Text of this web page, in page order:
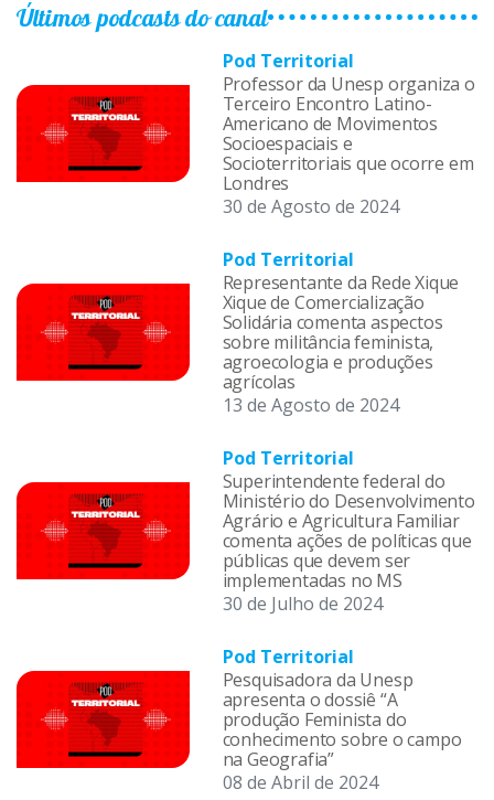
Últimos podcasts do canal
Pod Territorial
Professor da Unesp organiza o
Terceiro Encontro Latino-
Americano de Movimentos
Socioespaciais e
Socioterritoriais que ocorre em
Londres
30 de Agosto de 2024
Pod Territorial
Representante da Rede Xique
Xique de Comercialização
Solidária comenta aspectos
sobre militância feminista,
agroecologia e produções
agrícolas
13 de Agosto de 2024
Pod Territorial
Superintendente federal do
Ministério do Desenvolvimento
Agrário e Agricultura Familiar
comenta ações de políticas que
públicas que devem ser
implementadas no MS
30 de Julho de 2024
Pod Territorial
Pesquisadora da Unesp
apresenta o dossiê “A
produção Feminista do
conhecimento sobre o campo
na Geografia”
08 de Abril de 2024